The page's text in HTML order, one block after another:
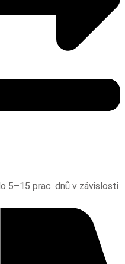
5–15 prac. dnů v závislosti